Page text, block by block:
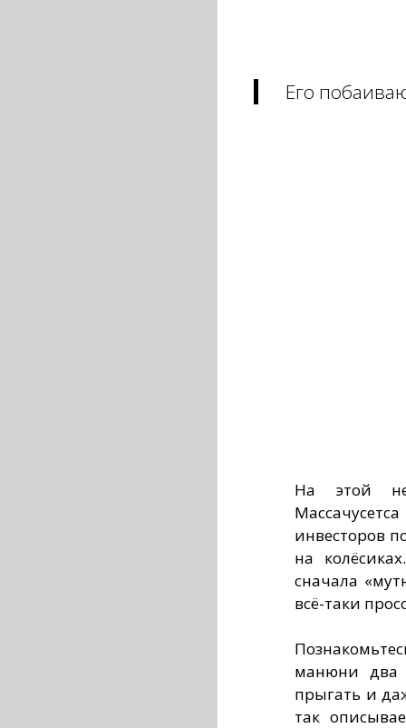
Его
На этой
инвесторов
на
сначала
всё-таки
манюни два
прыгать и
так